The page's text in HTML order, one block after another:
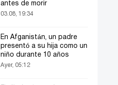
antes de morir
03.08, 19:34
En Afganistán, un padre
presentó a su hija como un
niño durante 10 años
Ayer, 05:12